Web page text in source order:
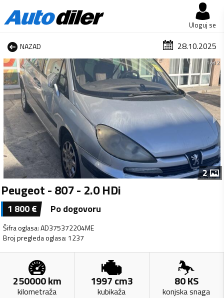
Uloguj se
NAZAD 28.10.2025
1 od 2
2
Peugeot - 807 - 2.0 HDi
1 800€ Po dogovoru
Šifra oglasa:AD375372204ME
Broj pregleda oglasa: 1237
250000km
kilometraža
1997cm3
kubikaža
80KS
konjska snaga